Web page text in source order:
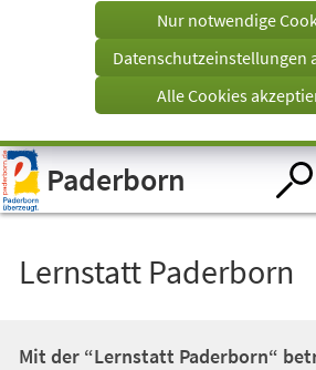
Visuelle
Assistenzsoftware
öffnen.
einem
Tab)
Nur notwendige
Datenschutzeinstellungen
Alle Cookies
Paderborn
Lernstatt Paderborn
Mit der “Lernstatt Paderborn“